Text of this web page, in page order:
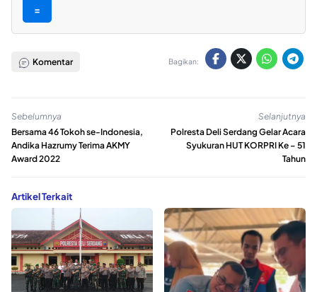
=
Komentar Bagikan:
Sebelumnya
Bersama 46 Tokoh se-Indonesia,
Andika Hazrumy Terima AKMY
Award 2022
Selanjutnya
Polresta Deli Serdang Gelar Acara
Syukuran HUT KORPRI Ke – 51
Tahun
Artikel Terkait